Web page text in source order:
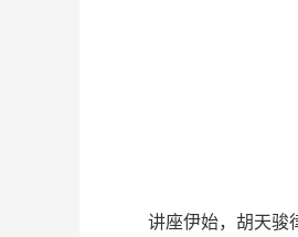
讲座伊始，胡天骏律